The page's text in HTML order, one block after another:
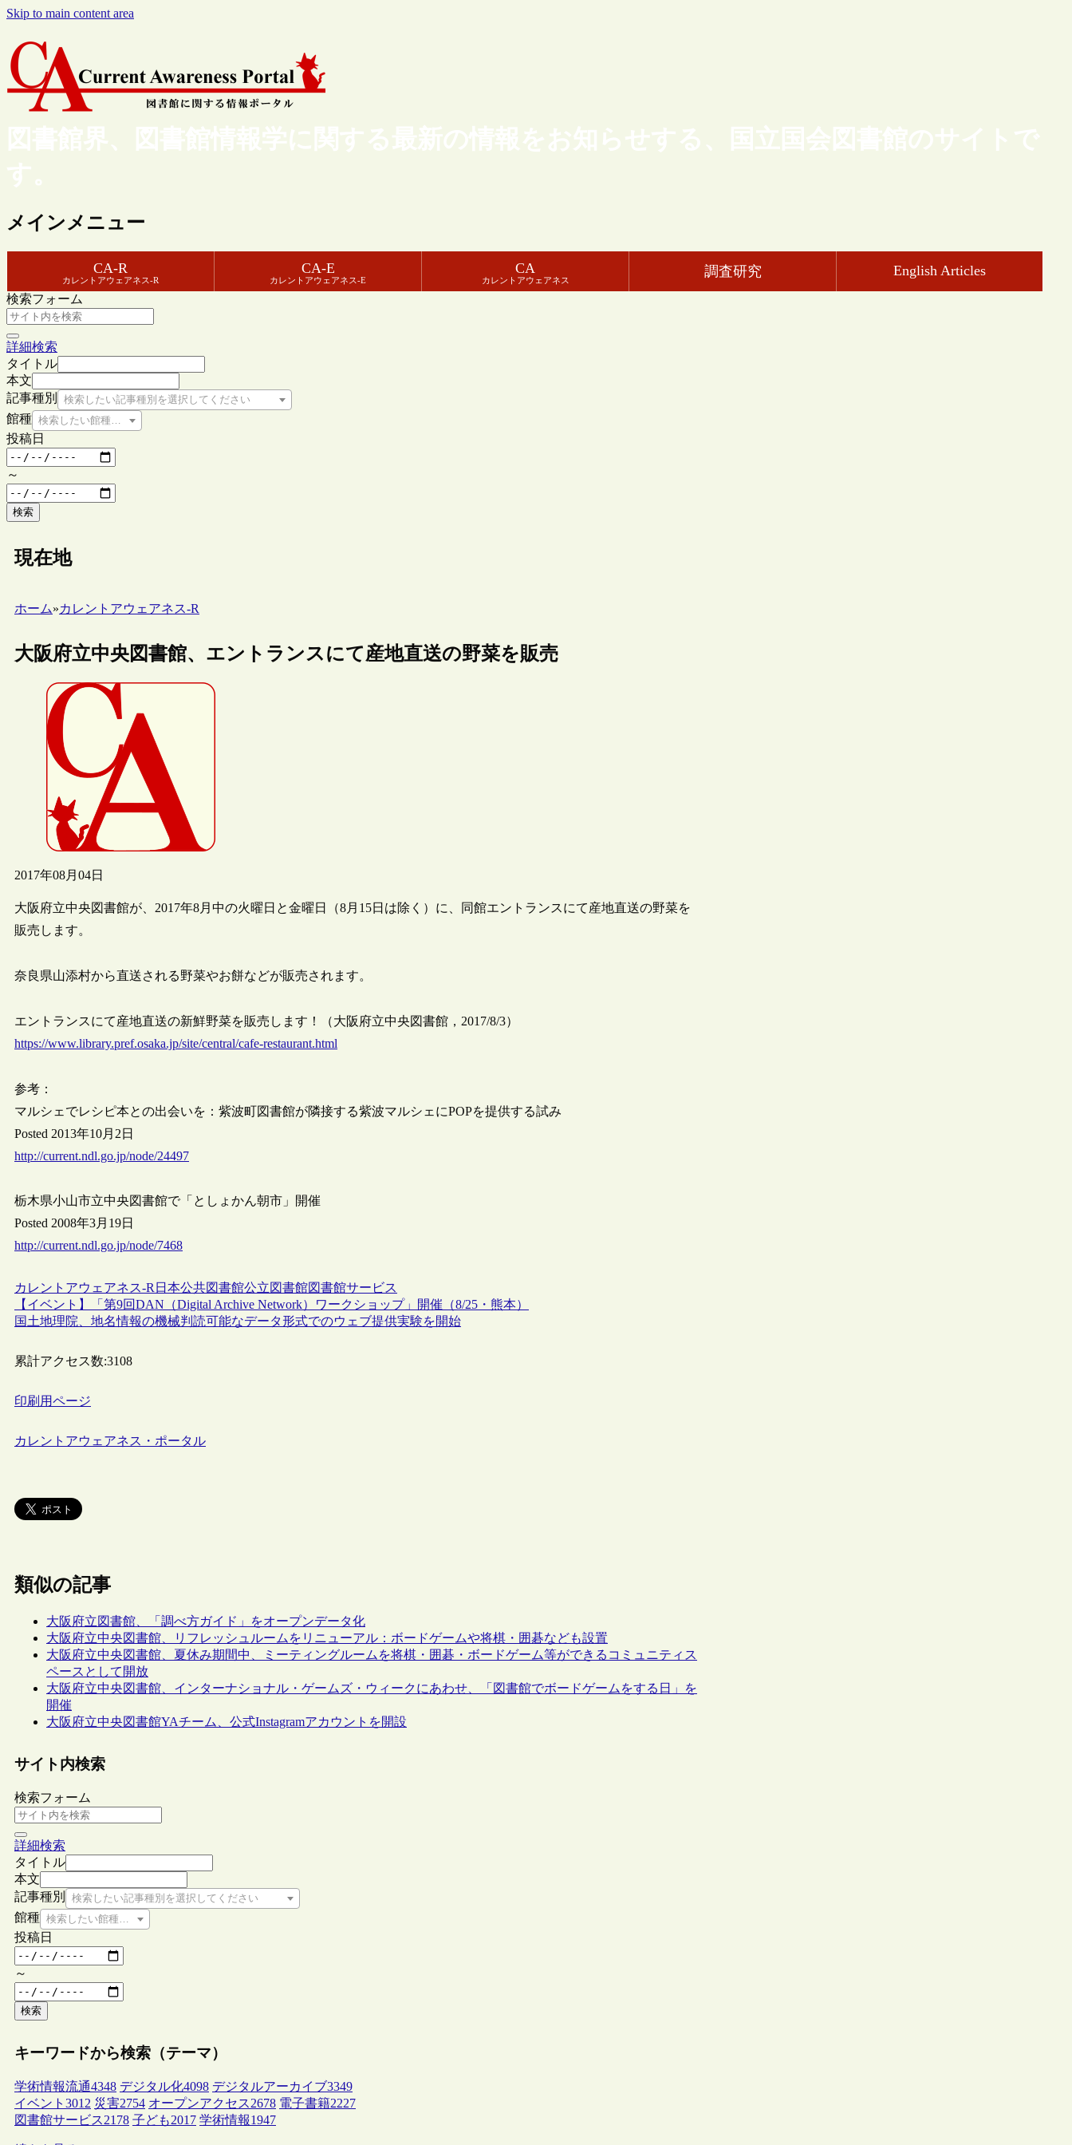
Skip to main content area
図書館界、図書館情報学に関する最新の情報をお知らせする、国立国会図書館のサイトで
す。
メインメニュー
CA-R
カレントアウェアネス-R
CA-E
カレントアウェアネス-E
CA
カレントアウェアネス
調査研究 English Articles
検索フォーム
詳細検索
タイトル
本文
記事種別
検索したい記事種別を選択してください
館種 検索したい館種を選択してください
投稿日
～
検索
現在地
ホーム»カレントアウェアネス-R
大阪府立中央図書館、エントランスにて産地直送の野菜を販売
2017年08月04日
大阪府立中央図書館が、2017年8月中の火曜日と金曜日（8月15日は除く）に、同館エントランスにて産地直送の野菜を
販売します。
奈良県山添村から直送される野菜やお餅などが販売されます。
エントランスにて産地直送の新鮮野菜を販売します！（大阪府立中央図書館，2017/8/3）
https://www.library.pref.osaka.jp/site/central/cafe-restaurant.html
参考：
マルシェでレシピ本との出会いを：紫波町図書館が隣接する紫波マルシェにPOPを提供する試み
Posted 2013年10月2日
http://current.ndl.go.jp/node/24497
栃木県小山市立中央図書館で「としょかん朝市」開催
Posted 2008年3月19日
http://current.ndl.go.jp/node/7468
カレントアウェアネス-R 日本公共図書館公立図書館図書館サービス
【イベント】「第9回DAN（Digital Archive Network）ワークショップ」開催（8/25・熊本）
国土地理院、地名情報の機械判読可能なデータ形式でのウェブ提供実験を開始
累計アクセス数:3108
印刷用ページ
カレントアウェアネス・ポータル
類似の記事
大阪府立図書館、「調べ方ガイド」をオープンデータ化
大阪府立中央図書館、リフレッシュルームをリニューアル：ボードゲームや将棋・囲碁なども設置
大阪府立中央図書館、夏休み期間中、ミーティングルームを将棋・囲碁・ボードゲーム等ができるコミュニティス
ペースとして開放
大阪府立中央図書館、インターナショナル・ゲームズ・ウィークにあわせ、「図書館でボードゲームをする日」を
開催
大阪府立中央図書館YAチーム、公式Instagramアカウントを開設
サイト内検索
検索フォーム
詳細検索
タイトル
本文
記事種別
検索したい記事種別を選択してください
館種 検索したい館種を選択してください
投稿日
～
検索
キーワードから検索（テーマ）
学術情報流通4348 デジタル化4098 デジタルアーカイブ3349
イベント 3012 災害2754 オープンアクセス2678 電子書籍2227
図書館サービス2178 子ども2017 学術情報1947